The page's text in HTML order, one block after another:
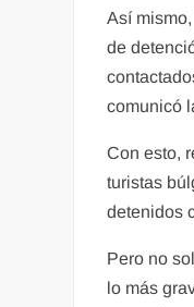
Así
de
comunicó
Con esto,
turistas
detenidos
Pero no
lo más